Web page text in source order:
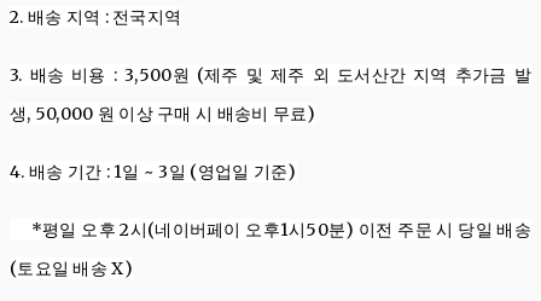
2. 배송 지역 : 전국지역
3. 배송 비용 : 3,500원 (제주 및 제주 외 도서산간 지역 추가금 발
생, 50,000 원 이상 구매 시 배송비 무료)
4. 배송 기간 : 1일 ~ 3일 (영업일 기준)
*평일 오후 2시(네이버페이 오후1시50분) 이전 주문 시 당일 배송
(토요일 배송 X)